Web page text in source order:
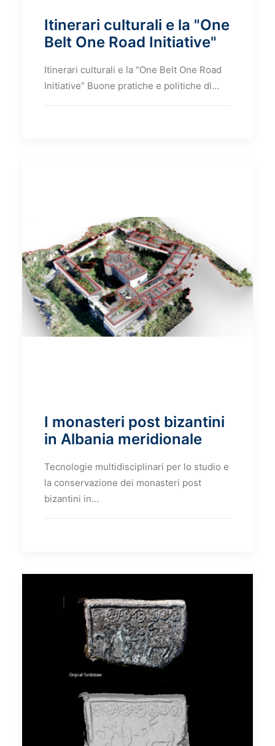
Itinerari culturali e la "One
Belt One Road Initiative"
Itinerari culturali e la “One Belt One Road
Initiative” Buone pratiche e politiche di…
I monasteri post bizantini
in Albania meridionale
Tecnologie multidisciplinari per lo studio e
la conservazione dei monasteri post
bizantini in…